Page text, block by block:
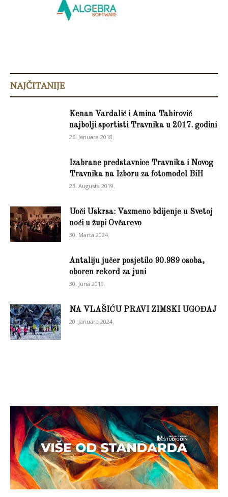
NAJČITANIJE
Kenan Vardalić i Amina Tahirović
najbolji sportisti Travnika u 2017. godini
26. Januara 2018.
Izabrane predstavnice Travnika i Novog
Travnika na Izboru za fotomodel BiH
23. Augusta 2019.
Uoči Uskrsa: Vazmeno bdijenje u Svetoj
noći u župi Ovčarevo
30. Marta 2024.
Antaliju jučer posjetilo 90.989 osoba,
oboren rekord za juni
30. Juna 2019.
NA VLAŠIĆU PRAVI ZIMSKI UGOĐAJ
20. Januara 2024.